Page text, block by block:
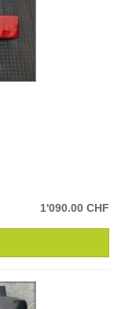
1'090.00 CHF